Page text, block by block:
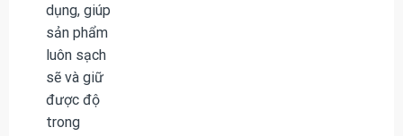
dụng, giúp
sản phẩm
luôn sạch
sẽ và giữ
được độ
trong